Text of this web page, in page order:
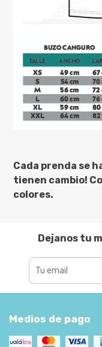
Cada prenda se
tienen cambio!
colores.
Dejanos tu
Medios de pago